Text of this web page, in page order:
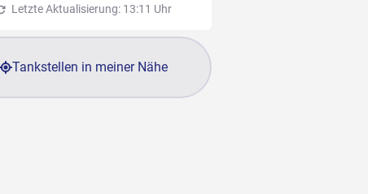
Letzte Aktualisierung: 13:11 Uhr
Tankstellen in meiner Nähe